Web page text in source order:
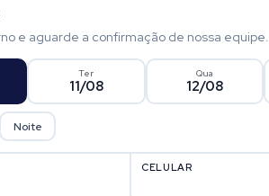
e aguarde a confirmação de nossa equipe.
Ter
11/08
Qua
12/08
Noite
CELULAR